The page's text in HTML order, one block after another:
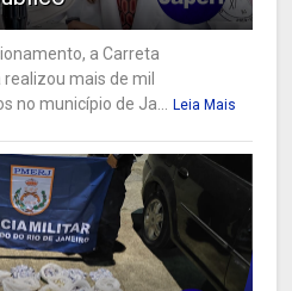
a Carreta
realizou mais de mil
no município de Ja...
Leia Mais